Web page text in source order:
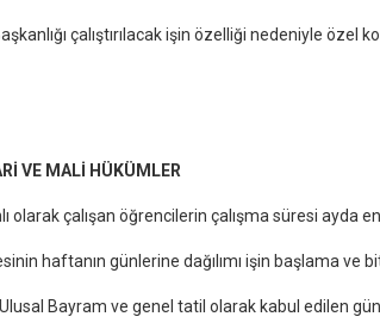
çalıştırılacak işin özelliği nedeniyle özel
VE MALİ HÜKÜMLER
olarak çalışan öğrencilerin çalışma süresi ayda
haftanın günlerine dağılımı işin başlama
Bayram ve genel tatil olarak kabul edilen